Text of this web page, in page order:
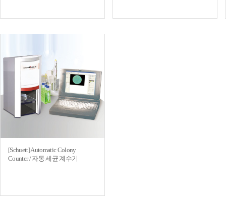
[Schuett] Automatic Colony
Counter / 자동 세균 계수기